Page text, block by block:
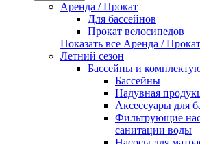
Аренда / Прокат
Для бассейнов
Прокат велосипедов
Показать все Аренда / Прокат
Летний сезон
Бассейны и
Бассейны
Надувная
Аксессуары для
Фильтрующие
санитации воды